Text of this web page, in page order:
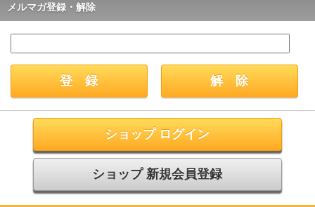
メルマガ登録・解除
ショップ ログイン
ショップ 新規会員登録